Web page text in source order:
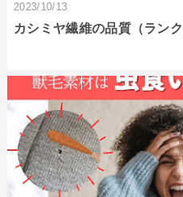
2023/10/13
カシミヤ繊維の品質（ラン